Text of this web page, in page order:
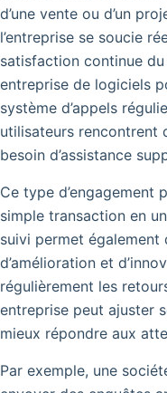
d’une vente ou d’un
l’entreprise se soucie
satisfaction continue
entreprise de logiciels
système d’appels
utilisateurs rencontrent
besoin d’assistance
Ce type
simple transaction en
suivi permet également
d’amélioration et
régulièrement les
entreprise peut ajuster
mieux répondre aux
Par exemple, une